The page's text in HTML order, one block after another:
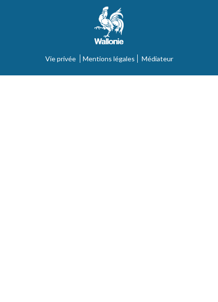
Vie privée Mentions légales Médiateur